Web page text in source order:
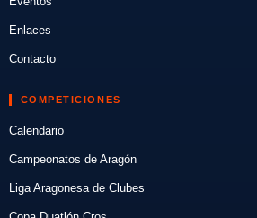
Enlaces
Contacto
COMPETICIONES
Calendario
Campeonatos de Aragón
Liga Aragonesa de Clubes